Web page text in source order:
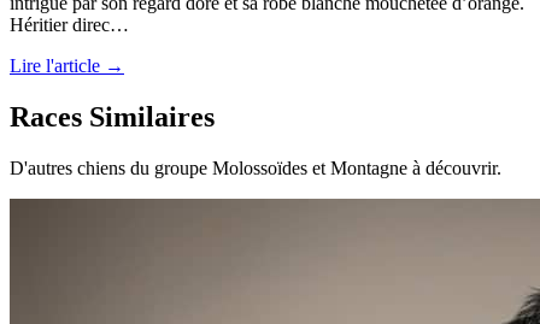
Héritier direc…
Lire l'article →
Races Similaires
D'autres chiens du groupe Molossoïdes et Montagne à découvrir.